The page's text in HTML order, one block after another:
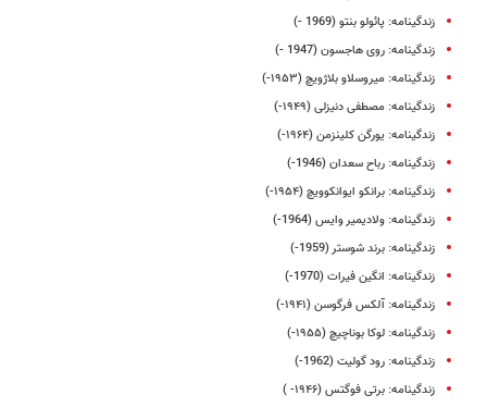
زندگینامه: پائولو بنتو (1969 -)
زندگینامه: روی هاجسون (1947 -)
زندگینامه: میروسلاو بلاژویچ (۱۹۵۳-)
زندگینامه: مصطفی دنیزلی (۱۹۴۹-)
زندگینامه: یورگن کلینزمن (۱۹۶۴-)
زندگینامه: رباح سعدان (1946-)
زندگینامه: برانکو ایوانکوویچ (۱۹۵۴-)
زندگینامه: ولادیمیر وایس (1964-)
زندگینامه: برند شوستر (1959-)
زندگینامه: انگین فیرات (1970-)
زندگینامه: آلکس فرگوسن (۱۹۴۱-)
زندگینامه: لوکا بوناچیچ (۱۹۵۵-)
زندگینامه: رود گولیت (1962-)
زندگینامه: برتی فوگتس (۱۹۴۶- )